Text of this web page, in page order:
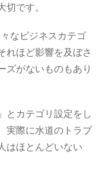
です。
なビジネスカテゴ
れほど影響を及ぼさ
ズがないものもあり
とカテゴリ設定をし
実際に水道のトラブ
はほとんどいない